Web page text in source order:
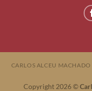
CARLOS ALCEU MACHADO
Copyright 2026 ©